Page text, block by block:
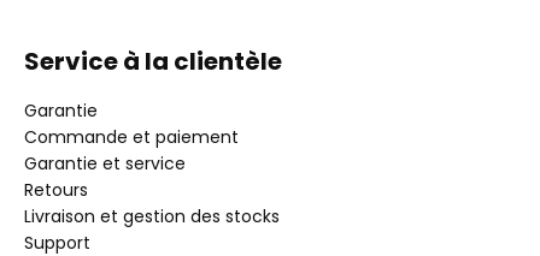
Service à la clientèle
Garantie
Commande et paiement
Garantie et service
Retours
Livraison et gestion des stocks
Support